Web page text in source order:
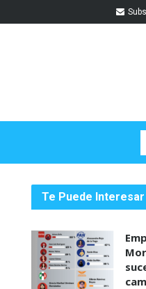
Te Puede Interesar